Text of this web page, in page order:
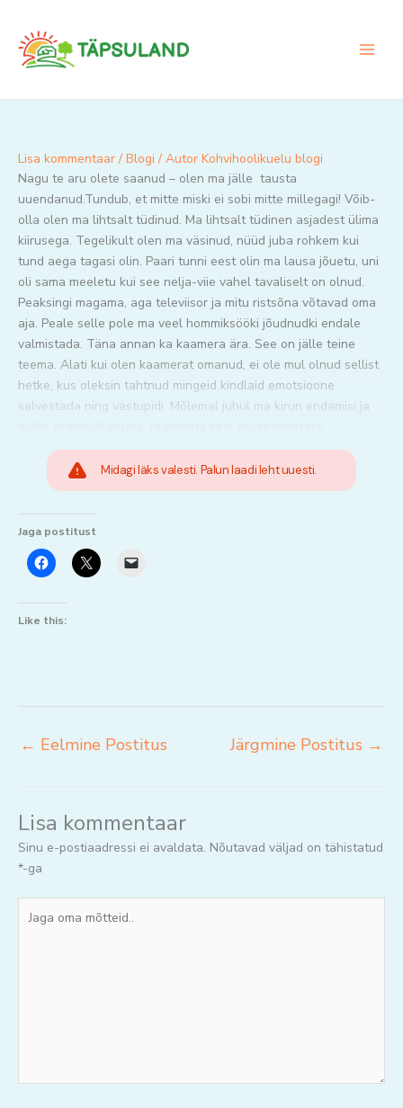
content
Lisa kommentaar / Blogi / Autor Kohvihoolikuelu blogi
Nagu te aru olete saanud – olen ma jälle tausta
uuendanud.Tundub, et mitte miski ei sobi mitte millegagi! Võib-
olla olen ma lihtsalt tüdinud. Ma lihtsalt tüdinen asjadest ülima
kiirusega. Tegelikult olen ma väsinud, nüüd juba rohkem kui
tund aega tagasi olin. Paari tunni eest olin ma lausa jõuetu, uni
oli sama meeletu kui see nelja-viie vahel tavaliselt on olnud.
Peaksingi magama, aga televiisor ja mitu ristsõna võtavad oma
aja. Peale selle pole ma veel hommiksööki jõudnudki endale
valmistada. Täna annan ka kaamera ära. See on jälle teine
teema. Alati kui olen kaamerat omanud, ei ole mul olnud sellist
hetke, kus oleksin tahtnud mingeid kindlaid emotsioone
salvestada ning vastupidi. Mõlemal juhul ma kirun endamisi ja
Midagi läks valesti. Palun laadi leht uuesti.
Jaga postitust
Like this:
← Eelmine Postitus Järgmine Postitus →
Lisa kommentaar
Sinu e-postiaadressi ei avaldata. Nõutavad väljad on tähistatud
*-ga
oma